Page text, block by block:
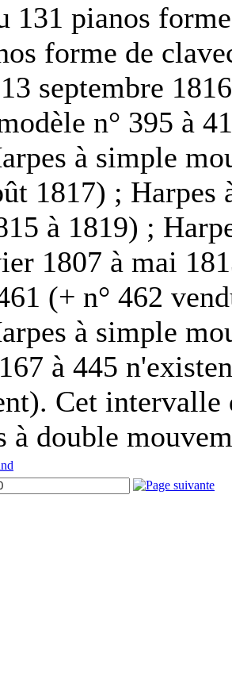
131 pianos
forme de
septembre
n° 395 à
à simple
1817) ;
à 1819) ;
1807 à mai
(+ n° 462
à simple
à 445
Cet intervalle
à double